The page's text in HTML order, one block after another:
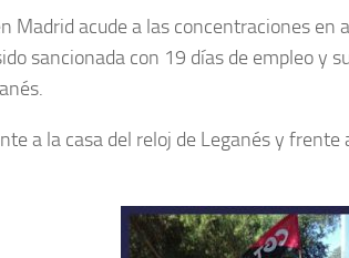
Madrid acude a las concentraciones en
sancionada con 19 días de empleo y
a la casa del reloj de Leganés y frente